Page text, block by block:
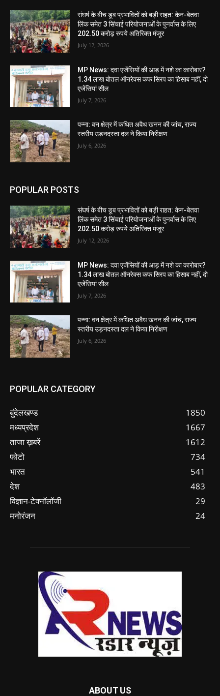
संघर्ष के बीच डूब प्रभावितों को बड़ी राहत: केन-बेतवा
लिंक समेत 3 सिंचाई परियोजनाओं के पुनर्वास के लिए
202.50 करोड़ रुपये अतिरिक्त मंजूर
July 12, 2026
MP News: दवा एजेंसियों की आड़ में नशे का कारोबार?
1.34 लाख बोतल ऑनरेक्स कफ सिरप का हिसाब नहीं, दो
एजेंसियां सील
July 7, 2026
पन्ना: वन क्षेत्र में कथित अवैध खनन की जांच, राज्य
स्तरीय उड़नदस्ता दल ने किया निरीक्षण
July 6, 2026
POPULAR POSTS
संघर्ष के बीच डूब प्रभावितों को बड़ी राहत: केन-बेतवा
लिंक समेत 3 सिंचाई परियोजनाओं के पुनर्वास के लिए
202.50 करोड़ रुपये अतिरिक्त मंजूर
July 12, 2026
MP News: दवा एजेंसियों की आड़ में नशे का कारोबार?
1.34 लाख बोतल ऑनरेक्स कफ सिरप का हिसाब नहीं, दो
एजेंसियां सील
July 7, 2026
पन्ना: वन क्षेत्र में कथित अवैध खनन की जांच, राज्य
स्तरीय उड़नदस्ता दल ने किया निरीक्षण
July 6, 2026
POPULAR CATEGORY
बुंदेलखण्ड
1850
मध्यप्रदेश
1667
ताजा ख़बरें
1612
फोटो
734
भारत
541
देश
483
विज्ञान-टेक्नॉलॉजी
29
मनोरंजन
24
ABOUT US